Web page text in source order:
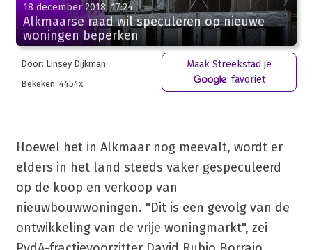
18 december 2018, 17:24
Alkmaarse raad wil speculeren op nieuwe
woningen beperken
Door: Linsey Dijkman
Bekeken: 4454x
Maak Streekstad je
favoriet
Hoewel het in Alkmaar nog meevalt, wordt er
elders in het land steeds vaker gespeculeerd
op de koop en verkoop van
nieuwbouwwoningen. "Dit is een gevolg van de
ontwikkeling van de vrije woningmarkt", zei